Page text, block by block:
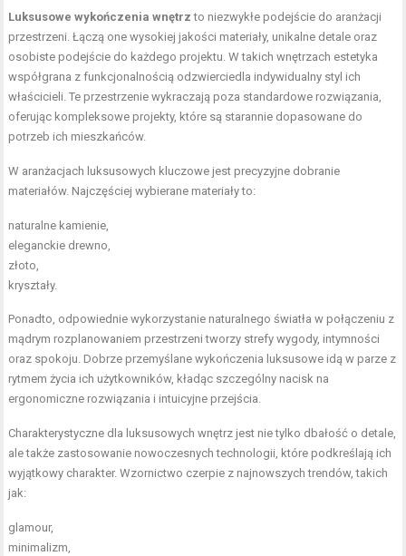
Luksusowe wykończenia wnętrz to niezwykłe podejście do aranżacji
przestrzeni. Łączą one wysokiej jakości materiały, unikalne detale oraz
osobiste podejście do każdego projektu. W takich wnętrzach estetyka
współgrana z funkcjonalnością odzwierciedla indywidualny styl ich
właścicieli. Te przestrzenie wykraczają poza standardowe rozwiązania,
oferując kompleksowe projekty, które są starannie dopasowane do
potrzeb ich mieszkańców.
W aranżacjach luksusowych kluczowe jest precyzyjne dobranie
materiałów. Najczęściej wybierane materiały to:
naturalne kamienie,
eleganckie drewno,
złoto,
kryształy.
Ponadto, odpowiednie wykorzystanie naturalnego światła w połączeniu z
mądrym rozplanowaniem przestrzeni tworzy strefy wygody, intymności
oraz spokoju. Dobrze przemyślane wykończenia luksusowe idą w parze z
rytmem życia ich użytkowników, kładąc szczególny nacisk na
ergonomiczne rozwiązania i intuicyjne przejścia.
Charakterystyczne dla luksusowych wnętrz jest nie tylko dbałość o detale,
ale także zastosowanie nowoczesnych technologii, które podkreślają ich
wyjątkowy charakter. Wzornictwo czerpie z najnowszych trendów, takich
jak:
glamour,
minimalizm,